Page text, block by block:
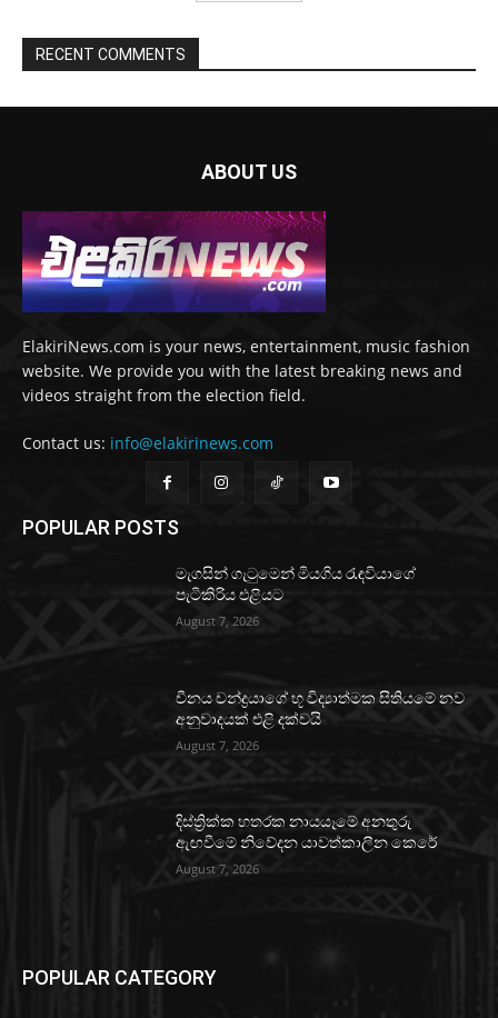
RECENT COMMENTS
ABOUT US
ElakiriNews.com is your news, entertainment, music fashion
website. We provide you with the latest breaking news and
videos straight from the election field.
Contact us: info@elakirinews.com
POPULAR POSTS
මැගසින් ගැටුමෙන් මියගිය රැඳවියාගේ
පැටිකිරිය එළියට
August 7, 2026
චීනය චන්ද්‍රයාගේ භූ විද්‍යාත්මක සිතියමේ නව
අනුවාදයක් එළි දක්වයි
August 7, 2026
දිස්ත්‍රික්ක හතරක නායයෑමේ අනතුරු
ඇඟවීමේ නිවේදන යාවත්කාලීන කෙරේ
August 7, 2026
POPULAR CATEGORY